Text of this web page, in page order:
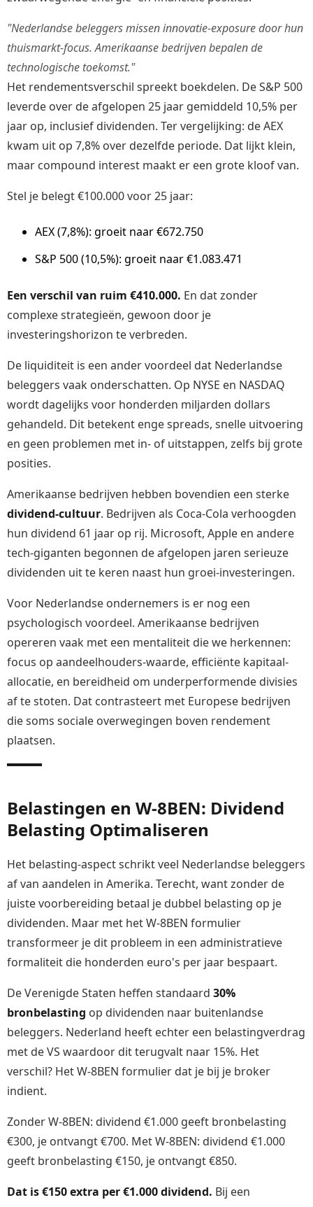
"Nederlandse beleggers missen innovatie-exposure door hun
thuismarkt-focus. Amerikaanse bedrijven bepalen de
technologische toekomst."
Het rendementsverschil spreekt boekdelen. De S&P 500
leverde over de afgelopen 25 jaar gemiddeld 10,5% per
jaar op, inclusief dividenden. Ter vergelijking: de AEX
kwam uit op 7,8% over dezelfde periode. Dat lijkt klein,
maar compound interest maakt er een grote kloof van.
Stel je belegt €100.000 voor 25 jaar:
AEX (7,8%): groeit naar €672.750
S&P 500 (10,5%): groeit naar €1.083.471
Een verschil van ruim €410.000. En dat zonder
complexe strategieën, gewoon door je
investeringshorizon te verbreden.
De liquiditeit is een ander voordeel dat Nederlandse
beleggers vaak onderschatten. Op NYSE en NASDAQ
wordt dagelijks voor honderden miljarden dollars
gehandeld. Dit betekent enge spreads, snelle uitvoering
en geen problemen met in- of uitstappen, zelfs bij grote
posities.
Amerikaanse bedrijven hebben bovendien een sterke
dividend-cultuur. Bedrijven als Coca-Cola verhoogden
hun dividend 61 jaar op rij. Microsoft, Apple en andere
tech-giganten begonnen de afgelopen jaren serieuze
dividenden uit te keren naast hun groei-investeringen.
Voor Nederlandse ondernemers is er nog een
psychologisch voordeel. Amerikaanse bedrijven
opereren vaak met een mentaliteit die we herkennen:
focus op aandeelhouders-waarde, efficiënte kapitaal-
allocatie, en bereidheid om underperformende divisies
af te stoten. Dat contrasteert met Europese bedrijven
die soms sociale overwegingen boven rendement
plaatsen.
Belastingen en W-8BEN: Dividend
Belasting Optimaliseren
Het belasting-aspect schrikt veel Nederlandse beleggers
af van aandelen in Amerika. Terecht, want zonder de
juiste voorbereiding betaal je dubbel belasting op je
dividenden. Maar met het W-8BEN formulier
transformeer je dit probleem in een administratieve
formaliteit die honderden euro's per jaar bespaart.
De Verenigde Staten heffen standaard 30%
bronbelasting op dividenden naar buitenlandse
beleggers. Nederland heeft echter een belastingverdrag
met de VS waardoor dit terugvalt naar 15%. Het
verschil? Het W-8BEN formulier dat je bij je broker
indient.
Zonder W-8BEN: dividend €1.000 geeft bronbelasting
€300, je ontvangt €700. Met W-8BEN: dividend €1.000
geeft bronbelasting €150, je ontvangt €850.
Dat is €150 extra per €1.000 dividend. Bij een